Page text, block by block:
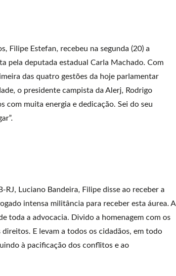
Filipe Estefan, recebeu na segunda (20) a
pela deputada estadual Carla Machado. Com
das quatro gestões da hoje parlamentar
o presidente campista da Alerj, Rodrigo
com muita energia e dedicação. Sei do seu
Luciano Bandeira, Filipe disse ao receber a
intensa militância para receber esta áurea. A
toda a advocacia. Divido a homenagem com os
E levam a todos os cidadãos, em todo
à pacificação dos conflitos e ao